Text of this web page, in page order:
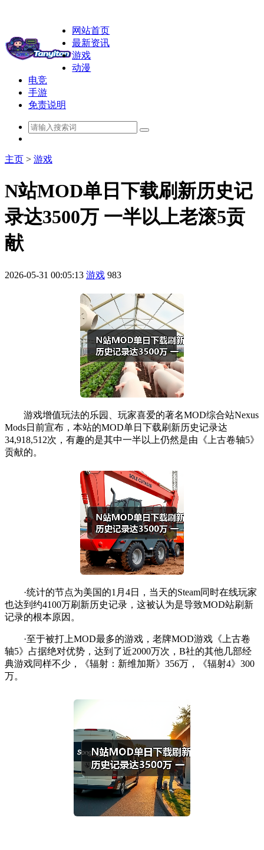
网站首页
最新资讯
游戏
动漫
电竞
手游
免责说明
主页 > 游戏
N站MOD单日下载刷新历史记
录达3500万 一半以上老滚5贡
献
2026-05-31 00:05:13 游戏 983
游戏增值玩法的乐园、玩家喜爱的著名MOD综合站Nexus
Mods日前宣布，本站的MOD单日下载刷新历史记录达
34,918,512次，有趣的是其中一半以上仍然是由《上古卷轴5》
贡献的。
·统计的节点为美国的1月4日，当天的Steam同时在线玩家
也达到约4100万刷新历史记录，这被认为是导致MOD站刷新
记录的根本原因。
·至于被打上MOD最多的游戏，老牌MOD游戏《上古卷
轴5》占据绝对优势，达到了近2000万次，B社的其他几部经
典游戏同样不少，《辐射：新维加斯》356万，《辐射4》300
万。